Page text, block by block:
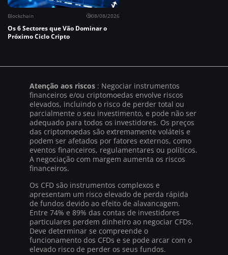
Blockchain 08/08/2026
Os 6 Sectores que Vão Dominar o
Próximo Ciclo Cripto
Atenção aos riscos : Negociar instrumentos
financeiros e/ou criptomoedas envolve riscos
elevados, incluindo o risco de perder total ou
parcialmente o seu investimento, e pode não ser
adequado para todos os investidores. Os preços
das criptomoedas são extremamente voláteis e
podem ser afetados por fatores externos, como
eventos financeiros, regulamentares ou políticos.
A negociação com margem aumenta os riscos
financeiros.
Os CFD são instrumentos complexos e
apresentam um risco elevado de perda rápida
de fundos devido ao efeito de alavancagem.
Entre 74% e 89% das contas de investidores
particulares perdem dinheiro ao negociar CFDs.
Deve determinar se compreende o
funcionamento dos CFDs e se pode arcar com o
elevado risco de perder os seus fundos.